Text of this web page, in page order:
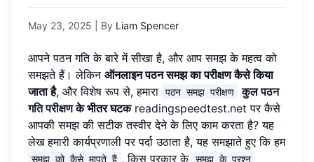
May 23, 2025 | By Liam Spencer
आपने पठन गति के बारे में सीखा है, और आप समझ के महत्व को
समझते हैं। लेकिन ऑनलाइन पठन समझ का परीक्षण कैसे किया
जाता है, और विशेष रूप से, हमारा पठन समझ परीक्षण कुलपठन
गति परीक्षणके भीतर घटक readingspeedtest.net पर कैसे
आपकी समझ की सटीक तस्वीर देने के लिए काम करता है? यह
लेख हमारी कार्यप्रणाली पर पर्दा उठाता है, यह समझाते हुए कि हम
समझ को कैसे मापते हैं , किस प्रकार के समझ के प्रश्न